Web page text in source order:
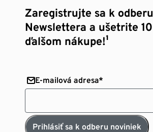
Zaregistrujte sa k odberu
Newslettera a ušetrite
ďalšom nákupe!¹
E-mailová adresa*
Prihlásiť sa k odberu noviniek